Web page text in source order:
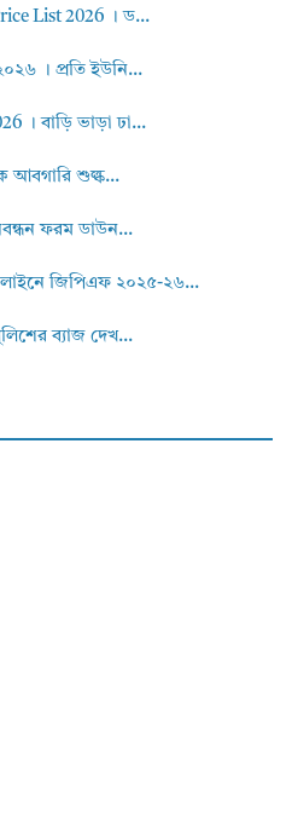
List 2026 । ড...
। প্রতি ইউনি...
। বাড়ি ভাড়া ঢা...
আবগারি শুল্ক...
ফরম ডাউন...
জিপিএফ ২০২৫-২৬...
ব্যাজ দেখ...